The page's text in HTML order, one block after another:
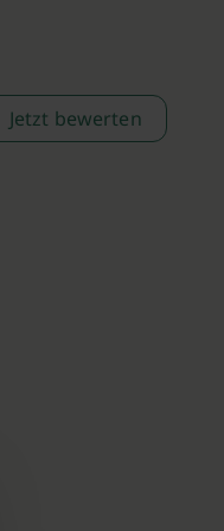
Jetzt bewerten